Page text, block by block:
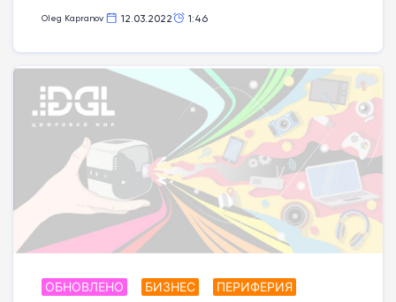
Oleg Kapranov 12.03.2022 1:46
ОБНОВЛЕНО БИЗНЕС ПЕРИФЕРИЯ